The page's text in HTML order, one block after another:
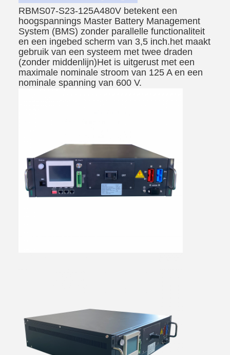
RBMS07-S23-125A480V betekent een
hoogspannings Master Battery Management
System (BMS) zonder parallelle functionaliteit
en een ingebed scherm van 3,5 inch.het maakt
gebruik van een systeem met twee draden
(zonder middenlijn)Het is uitgerust met een
maximale nominale stroom van 125 A en een
nominale spanning van 600 V.